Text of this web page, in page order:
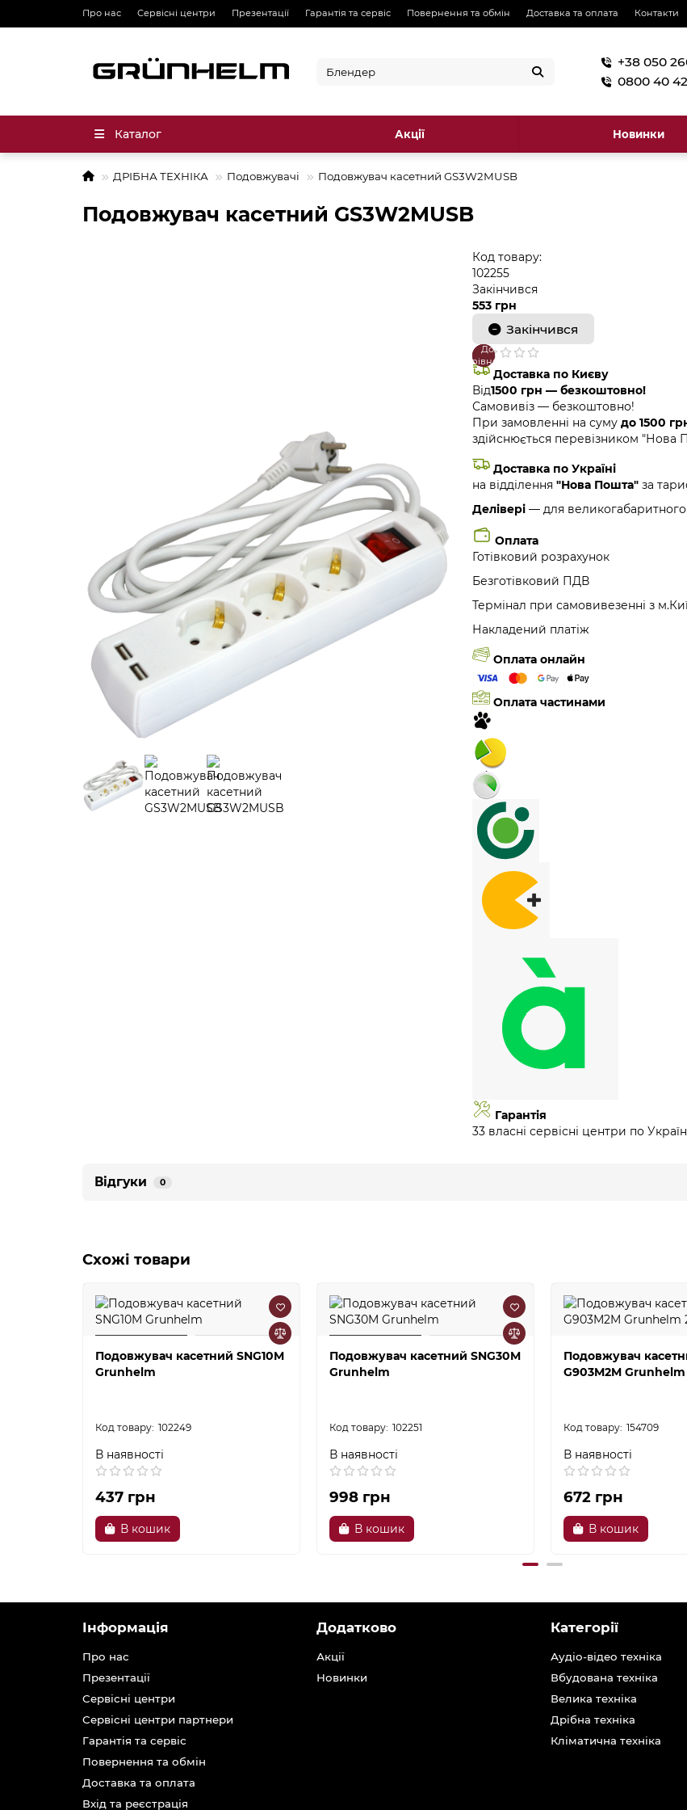
Про нас Сервісні центри Презентації Гарантія та сервіс Повернення та обмін Доставка та оплата Контакти
+38 050
0800 40
Каталог Акції Новинки
ДРІБНА ТЕХНІКА Подовжувачі Подовжувач касетний GS3W2MUSB
Подовжувач касетний GS3W2MUSB
Код товару:
102255
Закінчився
553 грн
Закінчився
В
закладки
До
порівняння
Доставка по Києву
Від1500 грн — безкоштовно!
Самовивіз — безкоштовно!
При замовленні на сумудо 1500
здійснюється перевізником "Нова
Доставка по Україні
на відділення"Нова Пошта"за
Делівері — для
Оплата
Готівковий розрахунок
Безготівковий ПДВ
Термінал при самовивезенні з
Накладений платіж
Оплата онлайн
Оплата частинами
Гарантія
33 власні сервісні центри по
Відгуки 0
Схожі товари
Подовжувач касетний SNG10M
Grunhelm
102249
В наявності
437 грн
В кошик
Подовжувач касетний SNG30M
Grunhelm
102251
В наявності
998 грн
В кошик
Подовжувач
G903M2M
154709
В наявності
672 грн
В кошик
Інформація
Про нас
Презентації
Сервісні центри
Сервісні центри партнери
Гарантія та сервіс
Повернення та обмін
Доставка та оплата
Вхід та реєстрація
Додатково
Акції
Новинки
Категорії
Аудіо-відео техніка
Вбудована техніка
Велика техніка
Дрібна техніка
Кліматична техніка